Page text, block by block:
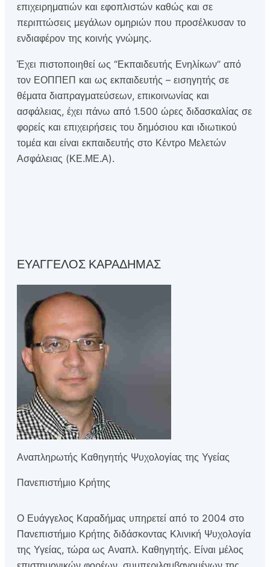
επιχειρηματιών και εφοπλιστών καθώς και σε
περιπτώσεις μεγάλων ομηριών που προσέλκυσαν το
ενδιαφέρον της κοινής γνώμης.
Έχει πιστοποιηθεί ως “Εκπαιδευτής Ενηλίκων” από
τον ΕΟΠΠΕΠ και ως εκπαιδευτής – εισηγητής σε
θέματα διαπραγματεύσεων, επικοινωνίας και
ασφάλειας, έχει πάνω από 1.500 ώρες διδασκαλίας σε
φορείς και επιχειρήσεις του δημόσιου και ιδιωτικού
τομέα και είναι εκπαιδευτής στο Κέντρο Μελετών
Ασφάλειας (ΚΕ.ΜΕ.Α).
ΕΥΑΓΓΕΛΟΣ ΚΑΡΑΔΗΜΑΣ
Αναπληρωτής Καθηγητής Ψυχολογίας της Υγείας
Πανεπιστήμιο Κρήτης
Ο Ευάγγελος Καραδήμας υπηρετεί από το 2004 στο
Πανεπιστήμιο Κρήτης διδάσκοντας Κλινική Ψυχολογία
της Υγείας, τώρα ως Αναπλ. Καθηγητής. Είναι μέλος